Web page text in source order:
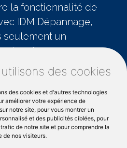
des cookies
des cookies et d'autres technologies
améliorer votre expérience de
notre site, pour vous montrer un
et des publicités ciblées, pour
de notre site et pour comprendre la
de nos visiteurs.
la fonctionnalité de
IDM Dépannage,
seulement un
de garage, vous
qui s'engage à
d'ouverture
pour votre maison